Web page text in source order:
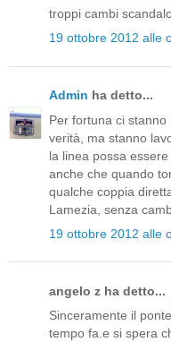
troppi cambi
19 ottobre 2012 alle
Admin ha detto...
Per fortuna ci
verità, ma stanno
la linea possa
anche che quando
qualche coppia
Lamezia, senza
19 ottobre 2012 alle
angelo z ha detto...
Sinceramente il
tempo fa.e si spera